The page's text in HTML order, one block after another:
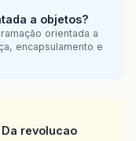
a objetos?
orientada a
encapsulamento e
revolucao